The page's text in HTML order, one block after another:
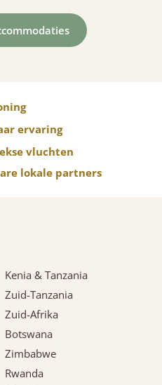
ervaring
vluchten
lokale partners
Kenia & Tanzania
Zuid-Tanzania
Zuid-Afrika
Botswana
Zimbabwe
Rwanda